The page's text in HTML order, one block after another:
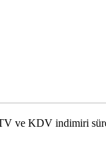
ve KDV indimiri